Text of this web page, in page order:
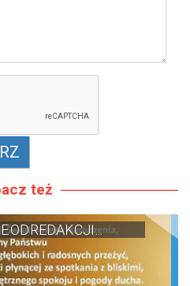
też
OD REDAKCJI ...